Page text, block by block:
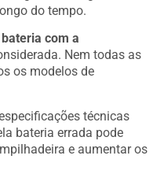
do tempo.
com a
Nem todas as
os modelos de
técnicas
bateria errada pode
e aumentar os